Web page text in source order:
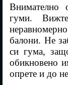
Внимателно
гуми.
балони. Не
си гума,
обикновено
опрете и до